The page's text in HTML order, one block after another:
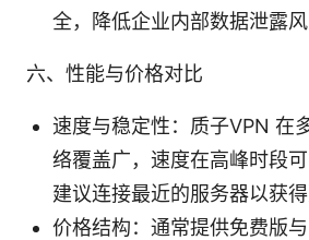
全，降低企业内部数据泄露风
六、性能与价格对比
速度与稳定性：质子VPN 在
络覆盖广，速度在高峰时段可
建议连接最近的服务器以获得
价格结构：通常提供免费版